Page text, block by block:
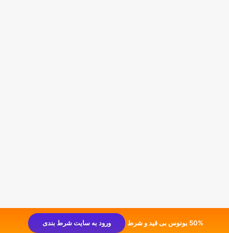
50% بونوس بی قید و شرط ورود به سایت شرط بندی